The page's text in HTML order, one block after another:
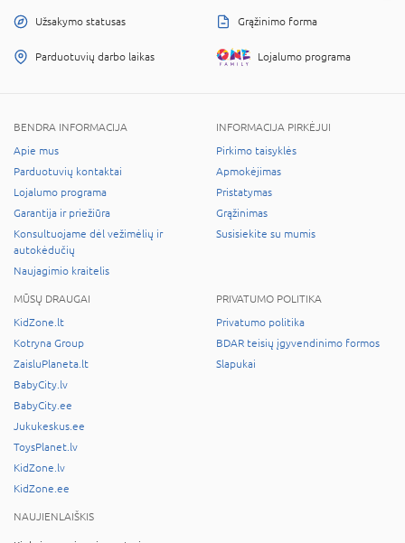
Užsakymo statusas Grąžinimo forma
Parduotuvių darbo laikas Lojalumo programa
BENDRA INFORMACIJA
Apie mus
Parduotuvių kontaktai
Lojalumo programa
Garantija ir priežiūra
Konsultuojame dėl vežimėlių ir
autokėdučių
Naujagimio kraitelis
INFORMACIJA PIRKĖJUI
Pirkimo taisyklės
Apmokėjimas
Pristatymas
Grąžinimas
Susisiekite su mumis
MŪSŲ DRAUGAI
KidZone.lt
Kotryna Group
ZaisluPlaneta.lt
BabyCity.lv
BabyCity.ee
Jukukeskus.ee
ToysPlanet.lv
KidZone.lv
KidZone.ee
PRIVATUMO POLITIKA
Privatumo politika
BDAR teisių įgyvendinimo formos
Slapukai
NAUJIENLAIŠKIS